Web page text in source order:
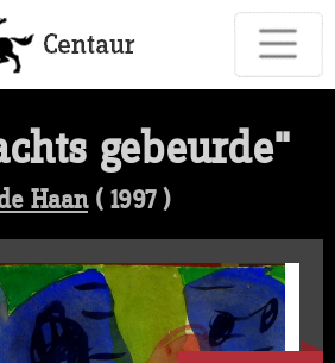
gebeurde"
Haan( 1997 )